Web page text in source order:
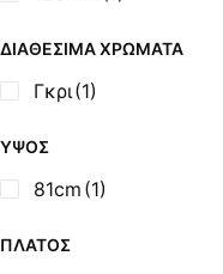
Σόμπες Ξύλου από
Σόμπες Πετρελαίου
Σόμπες Πετρελαίου
Σόμπες Πετρελαίου
Σόμπες Πετρελαίου
Σόμπες
ΔΙΑΘΈΣΙΜΑ ΧΡΏΜΑΤΑ
Γκρι(1)
ΎΨΟΣ
81cm (1)
ΠΛΆΤΟΣ